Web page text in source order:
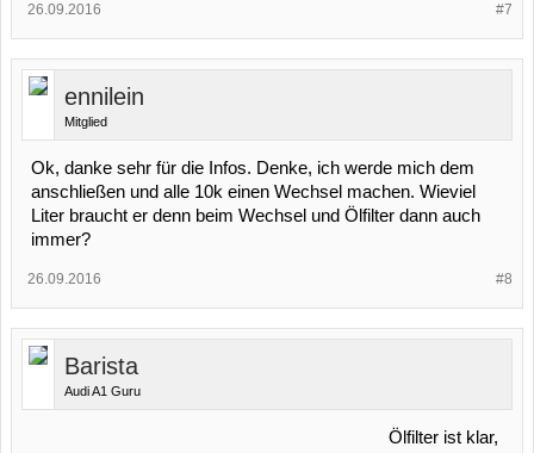
#7
26.09.2016
ennilein
Mitglied
Ok, danke sehr für die Infos. Denke, ich werde mich dem
anschließen und alle 10k einen Wechsel machen. Wieviel
Liter braucht er denn beim Wechsel und Ölfilter dann auch
immer?
#8
26.09.2016
Barista
Audi A1 Guru
Ölfilter ist klar,